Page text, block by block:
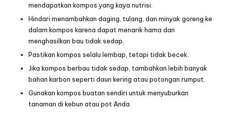
mendapatkan kompos yang kaya nutrisi.
Hindari menambahkan daging, tulang, dan minyak goreng ke
dalam kompos karena dapat menarik hama dan
menghasilkan bau tidak sedap.
Pastikan kompos selalu lembap, tetapi tidak becek.
Jika kompos berbau tidak sedap, tambahkan lebih banyak
bahan karbon seperti daun kering atau potongan rumput.
Gunakan kompos buatan sendiri untuk menyuburkan
tanaman di kebun atau pot Anda.